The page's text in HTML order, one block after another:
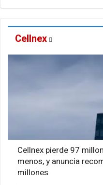
Cellnex
Cellnex pierde 97
menos, y anuncia
millones